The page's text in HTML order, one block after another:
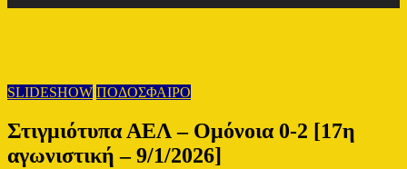
SLIDESHOW ΠΟΔΟΣΦΑΙΡΟ
Στιγμιότυπα ΑΕΛ – Ομόνοια 0-2 [17η
αγωνιστική – 9/1/2026]